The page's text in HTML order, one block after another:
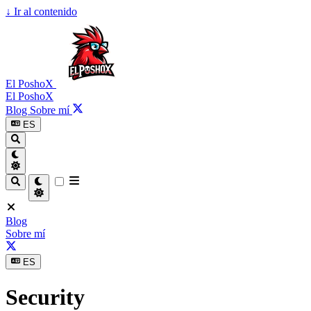
↓ Ir al contenido
El PoshoX
El PoshoX
Blog Sobre mí
ES
Blog
Sobre mí
ES
Security